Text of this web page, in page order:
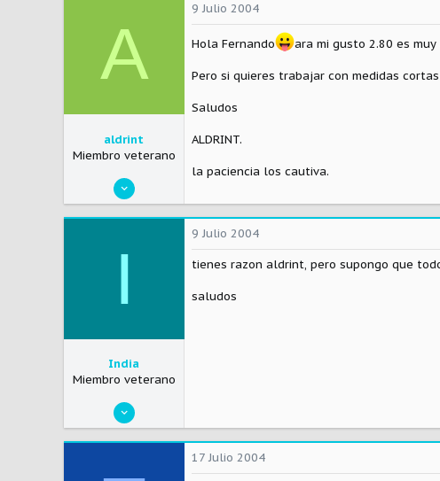
Visitar el sitio
A
aldrint
Miembro veterano
23 Octubre 2003
488
9 Julio 2004
Hola Fernando ara mi gusto 2.80 es
Pero si quieres trabajar con medidas
Saludos
ALDRINT.
la paciencia los cautiva.
I
India
Miembro veterano
10 Enero 2004
216
9 Julio 2004
tienes razon aldrint, pero supongo que
saludos
17 Julio 2004